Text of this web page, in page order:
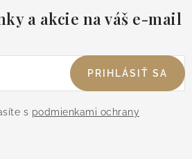
a akcie na váš e-mail
s podmienkami ochrany
PRIHLÁSIŤ SA